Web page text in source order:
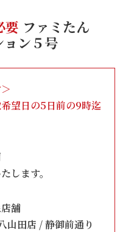
要 ファミたん
ョン５号
望日の5日前の9時迄
します。
舗
山田店 / 静御前通り